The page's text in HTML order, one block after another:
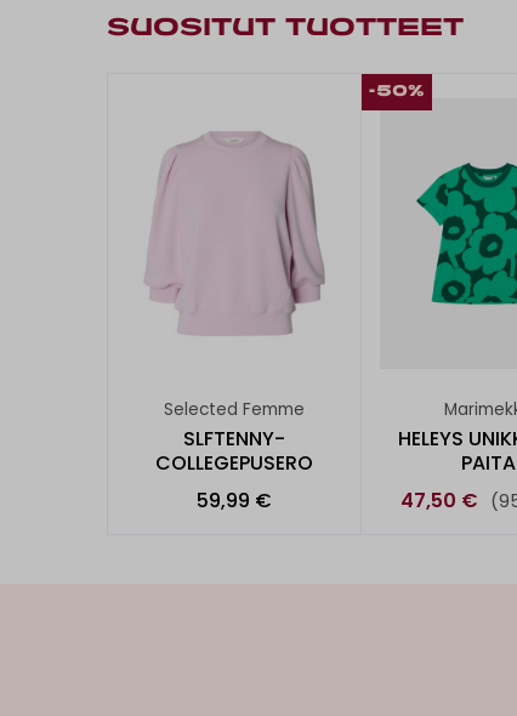
SUOSITUT TUOTTEET
Selected Femme
SLFTENNY-
COLLEGEPUSERO
59,99 €
-50%
HELEYS
PAITA
47,50 €